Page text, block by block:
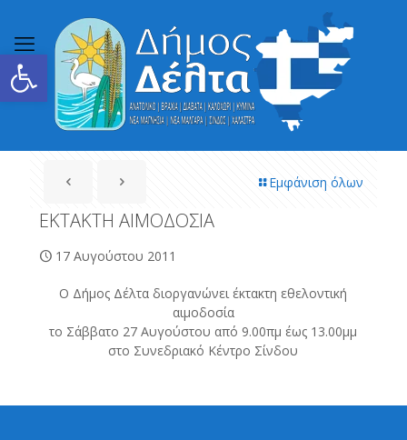
Ανοίξτε τη γραμμή εργαλείων
Εμφάνιση όλων
ΕΚΤΑΚΤΗ ΑΙΜΟΔΟΣΙΑ
17 Αυγούστου 2011
Ο Δήμος Δέλτα διοργανώνει έκτακτη εθελοντική
αιμοδοσία
το Σάββατο 27 Αυγούστου από 9.00πμ έως 13.00μμ
στο Συνεδριακό Κέντρο Σίνδου